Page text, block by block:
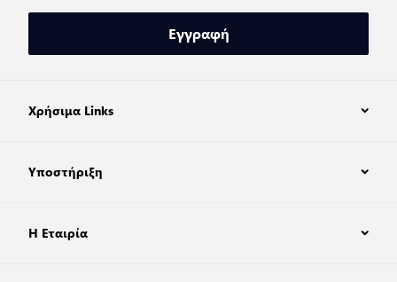
Εγγραφή
Χρήσιμα Links
Υποστήριξη
Η Εταιρία